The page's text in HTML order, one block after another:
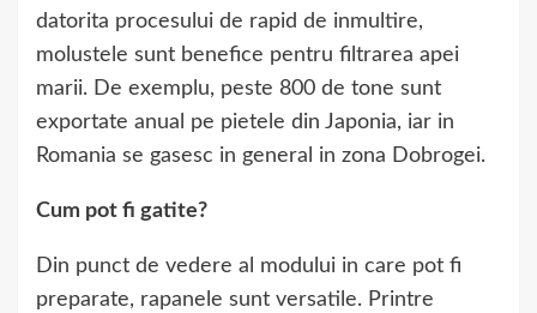
datorita procesului de rapid de inmultire,
molustele sunt benefice pentru filtrarea apei
marii. De exemplu, peste 800 de tone sunt
exportate anual pe pietele din Japonia, iar in
Romania se gasesc in general in zona Dobrogei.
Cum pot fi gatite?
Din punct de vedere al modului in care pot fi
preparate, rapanele sunt versatile. Printre